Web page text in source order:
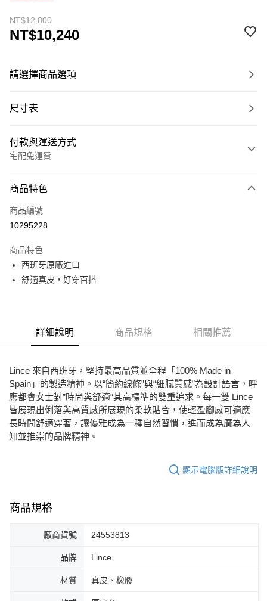
NT$12,800
NT$10,240
請選擇商品選項
尺寸表
付款與運送方式
宅配免運費
信用卡一次付款
LINE Pay
街口支付
悠遊付
運送方式
免運費
付款後門市自取
每筆NT$80，滿NT$2,000(含以上)免運費
商品特色
商品編號
10295228
商品特色
西班牙原廠進口
舒適真皮，好穿百搭
詳細說明 商品規格 相關推薦
Lince 來自西班牙，堅持最高品質並全程「100% Made in
Spain」的製造精神。以“簡約線條”與“細膩質感”為設計語言，呼
應都會女士對”時尚與舒適“其高標準的雙重追求。每一雙 Lince
皆展現出俐落與高質感所展現的柔軟貼合，使輕盈腳感可適應
長時間舒適穿著，讓優雅成為一種自然習慣，進而成為廣為人
知並推崇的品牌精神。
顯示電腦版詳細說明
商品規格
廠商貨號 24553813
品牌 Lince
材質 真皮、橡膠